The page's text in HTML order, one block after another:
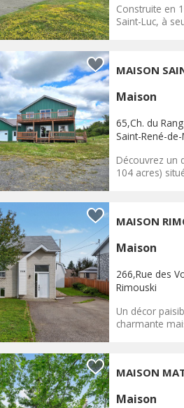
Construite en
Saint-Luc, à
MAISON
Maison
65,Ch. du
Saint-René-
Découvrez un
104 acres)
MAISON
Maison
266,Rue des
Rimouski
Un décor
charmante
MAISON
Maison